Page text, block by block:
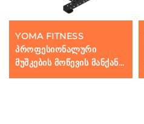
YOMA FITNESS
პროფესიონალური
მუშკების მოწევის მანქანა
დასაჯდომად